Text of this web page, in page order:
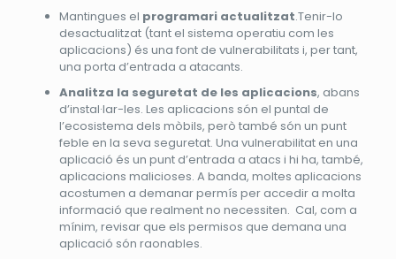
Mantingues el programari actualitzat.Tenir-lo
desactualitzat (tant el sistema operatiu com les
aplicacions) és una font de vulnerabilitats i, per tant,
una porta d’entrada a atacants.
Analitza la seguretat de les aplicacions, abans
d’instal·lar-les. Les aplicacions són el puntal de
l’ecosistema dels mòbils, però també són un punt
feble en la seva seguretat. Una vulnerabilitat en una
aplicació és un punt d’entrada a atacs i hi ha, també,
aplicacions malicioses. A banda, moltes aplicacions
acostumen a demanar permís per accedir a molta
informació que realment no necessiten. Cal, com a
mínim, revisar que els permisos que demana una
aplicació són raonables.